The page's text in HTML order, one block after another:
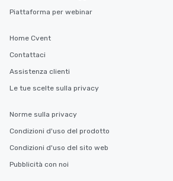
Piattaforma per webinar
Home Cvent
Contattaci
Assistenza clienti
Le tue scelte sulla privacy
Norme sulla privacy
Condizioni d'uso del prodotto
Condizioni d'uso del sito web
Pubblicità con noi